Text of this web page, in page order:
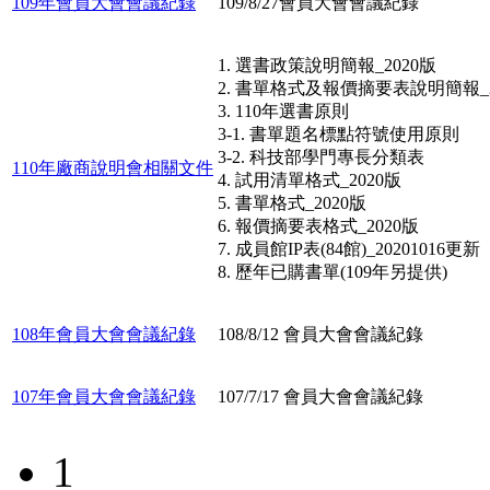
110年廠商說明會相關文件
1. 選書政策說明簡報_2020版
2. 書單格式及報價摘要表說明簡報
3. 110年選書原則
3-1. 書單題名標點符號使用原則
3-2. 科技部學門專長分類表
4. 試用清單格式_2020版
5. 書單格式_2020版
6. 報價摘要表格式_2020版
7. 成員館IP表(84館)_20201016更新
8. 歷年已購書單(109年另提供)
108年會員大會會議紀錄 108/8/12 會員大會會議紀錄
107年會員大會會議紀錄 107/7/17 會員大會會議紀錄
1